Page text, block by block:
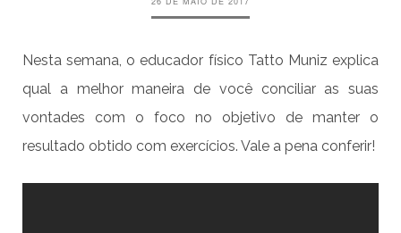
Nesta semana, o educador físico Tatto Muniz​ explica
qual a melhor maneira de você conciliar as suas
vontades com o foco no objetivo de manter o
resultado obtido com exercícios. Vale a pena conferir!